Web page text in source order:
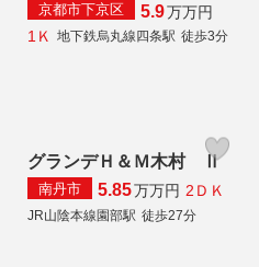
京都市下京区 5.9万万円
1Ｋ
地下鉄烏丸線四条駅 徒歩3分
グランデＨ＆Ｍ木村 Ⅱ
南丹市 5.85万万円 2ＤＫ
JR山陰本線園部駅 徒歩27分